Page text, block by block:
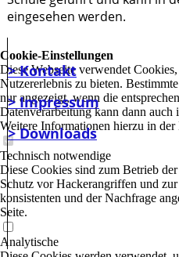
eingesehen werden.
> Kontakt
> Impressum
> Downloads
Cookie-Einstellungen
Diese Webseite verwendet
Nutzererlebnis zu bieten.
nur angezeigt, wenn die
Datenverarbeitung kann dann
Weitere Informationen hierzu in der
Technisch notwendige
Diese Cookies sind zum Betrieb
Schutz vor Hackerangriffen und
konsistenten und der Nachfrage
Seite.
Analytische